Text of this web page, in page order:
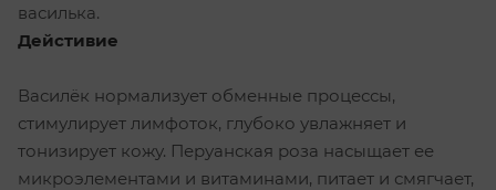
василька.
Дейстивие
Василёк нормализует обменные процессы,
стимулирует лимфоток, глубоко увлажняет и
тонизирует кожу. Перуанская роза насыщает ее
микроэлементами и витаминами, питает и смягчает,